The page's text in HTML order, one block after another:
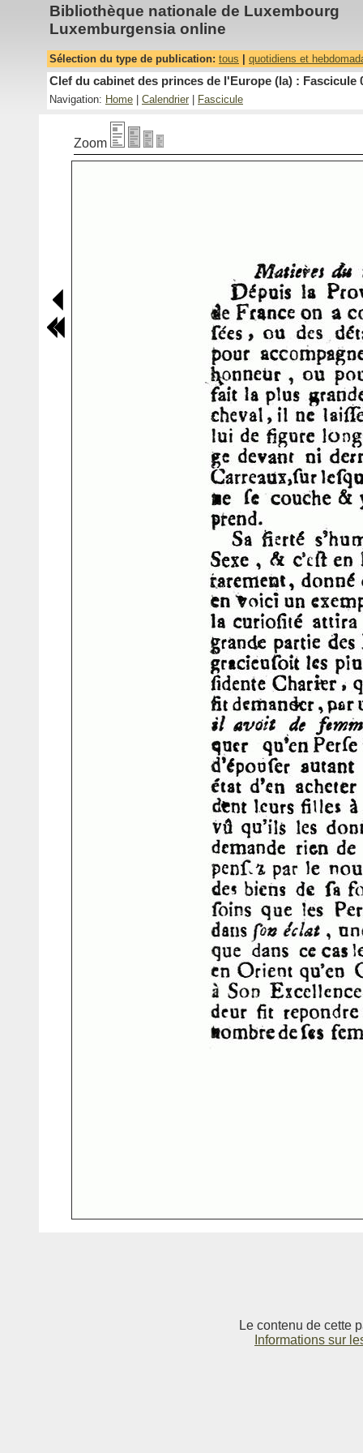
Bibliothèque nationale de Luxembourg
Luxemburgensia online
Sélection du type de publication: tous quotidiens et
Clef du cabinet des princes de l'Europe (la) : Fascicule
Navigation: Home Calendrier Fascicule
Zoom
Le contenu de cette
Informations sur